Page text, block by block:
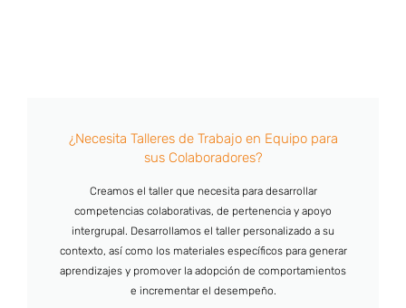
¿Necesita Talleres de Trabajo en Equipo para
sus Colaboradores?
Creamos el taller que necesita para desarrollar
competencias colaborativas, de pertenencia y apoyo
intergrupal. Desarrollamos el taller personalizado a su
contexto, así como los materiales específicos para generar
aprendizajes y promover la adopción de comportamientos
e incrementar el desempeño.